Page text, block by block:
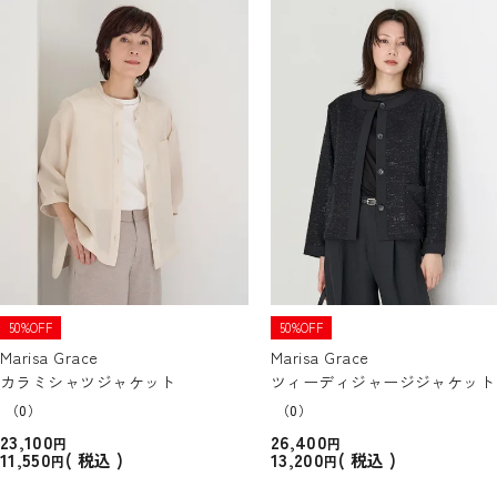
50%OFF
Marisa Grace
カラミシャツジャケット
（0）
23,100
11,550 税込
50%OFF
Marisa Grace
ツィーディジャージジャケット
（0）
26,400
13,200 税込